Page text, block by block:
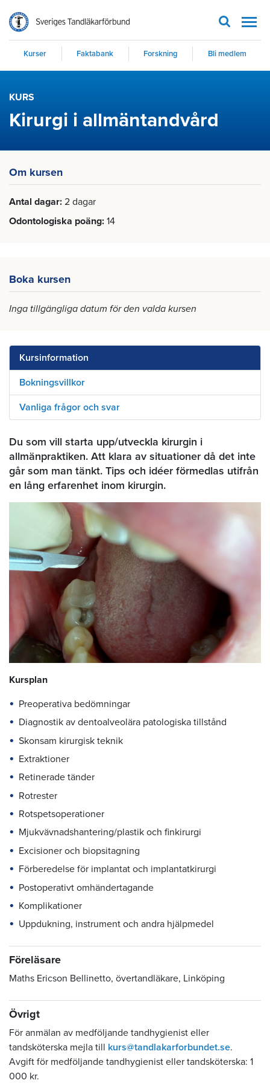
Kurser Faktabank Forskning Bli medlem
KURS
Kirurgi i allmäntandvård
Om kursen
Antal dagar 2 dagar
Odontologiska poäng 14
Boka kursen
Inga tillgängliga datum för den valda kursen
Kursinformation
Bokningsvillkor
Vanliga frågor och svar
Du som vill starta upp/utveckla kirurgin i
allmänpraktiken. Att klara av situationer då det inte
går som man tänkt. Tips och idéer förmedlas utifrån
en lång erfarenhet inom kirurgin.
Kursplan
Preoperativa bedömningar
Diagnostik av dentoalveolära patologiska tillstånd
Skonsam kirurgisk teknik
Extraktioner
Retinerade tänder
Rotrester
Rotspetsoperationer
Mjukvävnadshantering/plastik och finkirurgi
Excisioner och biopsitagning
Förberedelse för implantat och implantatkirurgi
Postoperativt omhändertagande
Komplikationer
Uppdukning, instrument och andra hjälpmedel
Föreläsare
Maths Ericson Bellinetto, övertandläkare, Linköping
Övrigt
För anmälan av medföljande tandhygienist eller
tandsköterska mejla till kurs@tandlakarforbundet.se.
Avgift för medföljande tandhygienist eller tandsköterska: 1
000 kr.